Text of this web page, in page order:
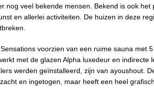
nog veel bekende mensen. Bekend is ook
en allerlei activiteiten. De huizen in deze
voorzien van een ruime sauna met
met de glazen Alpha luxedeur en indirecte
werden geïnstalleerd, zijn van ayoushout.
en ingetogen, maar heeft een heel